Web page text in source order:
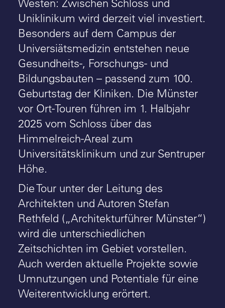
Westen: Zwischen Schloss und
Uniklinikum wird derzeit viel investiert.
Besonders auf dem Campus der
Universiätsmedizin entstehen neue
Gesundheits-, Forschungs- und
Bildungsbauten – passend zum 100.
Geburtstag der Kliniken. Die Münster
vor Ort-Touren führen im 1. Halbjahr
2025 vom Schloss über das
Himmelreich-Areal zum
Universitätsklinikum und zur Sentruper
Höhe.
Die Tour unter der Leitung des
Architekten und Autoren Stefan
Rethfeld („Architekturführer Münster“)
wird die unterschiedlichen
Zeitschichten im Gebiet vorstellen.
Auch werden aktuelle Projekte sowie
Umnutzungen und Potentiale für eine
Weiterentwicklung erörtert.